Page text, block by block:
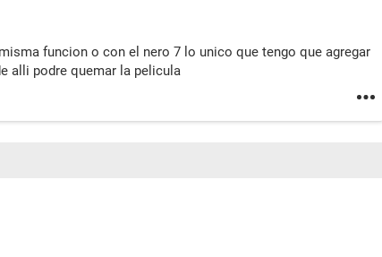
funcion o con el nero 7 lo unico que tengo que agregar
alli podre quemar la pelicula